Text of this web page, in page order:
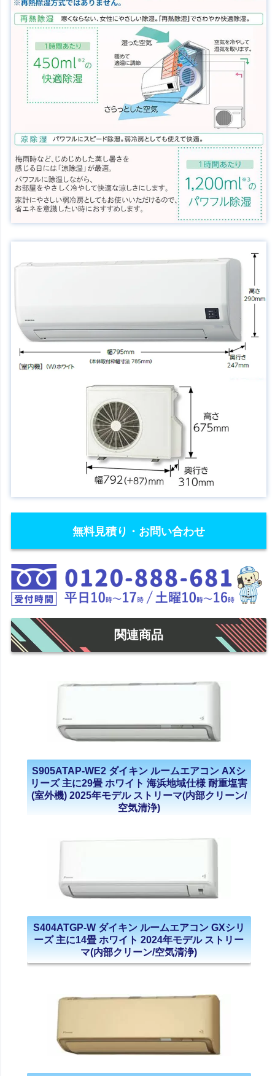
無料見積り・お問い合わせ
関連商品
S905ATAP-WE2 ダイキン ルームエアコン AXシ
リーズ 主に29畳 ホワイト 海浜地域仕様 耐重塩害
(室外機) 2025年モデル ストリーマ(内部クリーン/
空気清浄)
S404ATGP-W ダイキン ルームエアコン GXシリ
ーズ 主に14畳 ホワイト 2024年モデル ストリー
マ(内部クリーン/空気清浄)